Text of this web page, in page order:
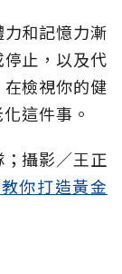
和記憶力漸
止，以及代
檢視你的健
這件事。
；攝影／王正
你打造黃金